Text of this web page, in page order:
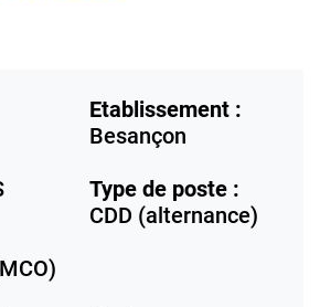
Etablissement :
Besançon
Type de poste :
CDD (alternance)